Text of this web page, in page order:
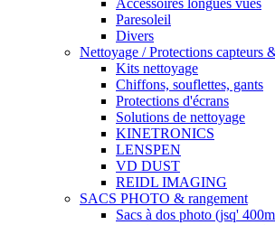
Accessoires longues vues
Paresoleil
Divers
Nettoyage / Protections capteurs
Kits nettoyage
Chiffons, souflettes, gants
Protections d'écrans
Solutions de nettoyage
KINETRONICS
LENSPEN
VD DUST
REIDL IMAGING
SACS PHOTO & rangement
Sacs à dos photo (jsq'